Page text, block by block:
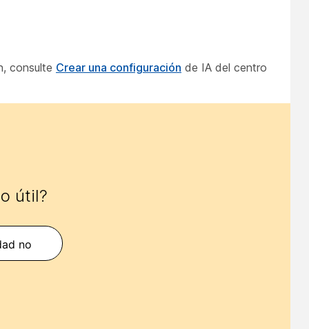
consulte Crear una configuración de IA del centro
útil?
no